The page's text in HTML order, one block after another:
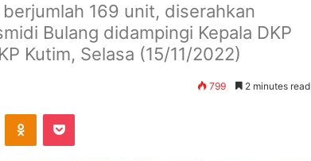
169 unit, diserahkan
Bulang didampingi Kepala DKP
Kutim, Selasa (15/11/2022)
799 2 minutes read